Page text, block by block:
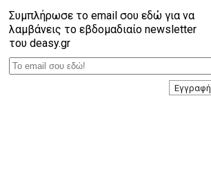
Συμπλήρωσε το email σου εδώ για να
λαμβάνεις το εβδομαδιαίο newsletter
του deasy.gr
Εγγραφή